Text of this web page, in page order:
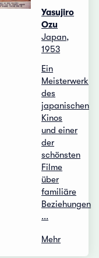
Yasujiro
Ozu
Japan,
1953
Ein
Meisterwerk
des
japanischen
Kinos
und einer
der
schönsten
Filme
über
familiäre
Beziehungen
...
Mehr